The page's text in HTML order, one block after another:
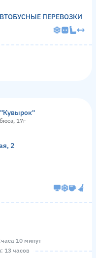
ПЕРЕВОЗКИ
"Кувырок"
17г
2
10 минут
13 часов